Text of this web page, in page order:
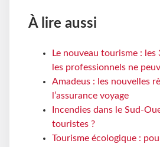
À lire aussi
Le nouveau tourisme :
les professionnels ne
Amadeus : les nouvelles
l’assurance voyage
Incendies dans le Sud-
touristes ?
Tourisme écologique :